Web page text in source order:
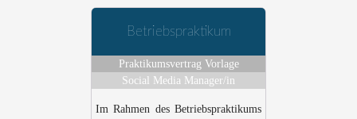
Betriebspraktikum
Praktikumsvertrag Vorlage
Social Media Manager/in
Im Rahmen des Betriebspraktikums